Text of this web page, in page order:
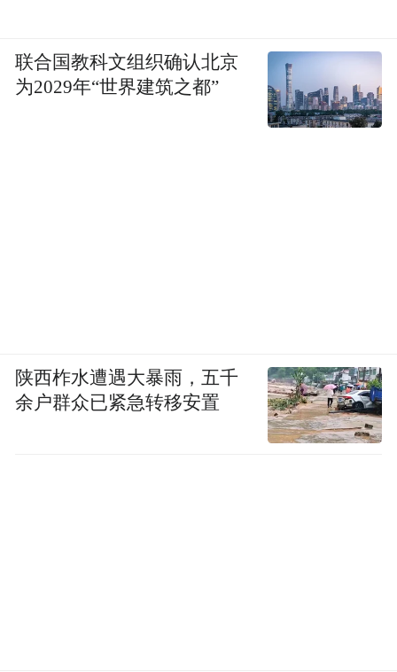
达成战略合作，依托双方优质资源，搭建互
利共赢、资源互通的服务平台。
联合国教科文组织确认北京
为2029年“世界建筑之都”
陕西柞水遭遇大暴雨，五千
余户群众已紧急转移安置